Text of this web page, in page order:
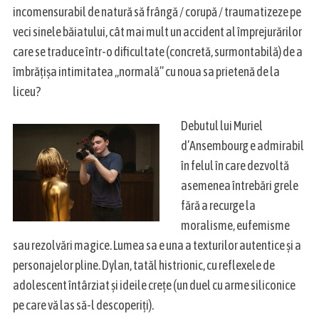
incomensurabil de natură să frângă / corupă / traumatizeze pe
veci sinele băiatului, cât mai mult un accident al împrejurărilor
care se traduce într-o dificultate (concretă, surmontabilă) de a
îmbrățișa intimitatea „normală” cu noua sa prietenă de la
liceu?
Debutul lui Muriel
d’Ansembourg e admirabil
în felul în care dezvoltă
asemenea întrebări grele
fără a recurge la
moralisme, eufemisme
sau rezolvări magice. Lumea sa e una a texturilor autentice și a
personajelor pline. Dylan, tatăl histrionic, cu reflexele de
adolescent întârziat și ideile crețe (un duel cu arme siliconice
pe care vă las să-l descoperiți).
f
r
: